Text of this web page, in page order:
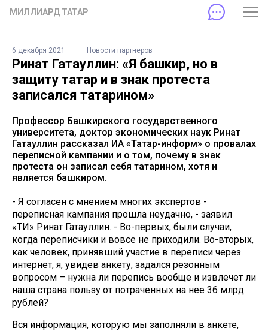
МИЛЛИАРД ТАТАР
6 декабря 2021 Новости партнеров
Ринат Гатауллин: «Я башкир, но в
защиту татар и в знак протеста
записался татарином»
Профессор Башкирского государственного
университета, доктор экономических наук Ринат
Гатауллин рассказал ИА «Татар-информ» о провалах
переписной кампании и о том, почему в знак
протеста он записал себя татарином, хотя и
является башкиром.
- Я согласен с мнением многих экспертов -
переписная кампания прошла неудачно, - заявил
«ТИ» Ринат Гатауллин. - Во-первых, были случаи,
когда переписчики и вовсе не приходили. Во-вторых,
как человек, принявший участие в переписи через
интернет, я, увидев анкету, задался резонным
вопросом – нужна ли перепись вообще и извлечет ли
наша страна пользу от потраченных на нее 36 млрд
рублей?
Вся информация, которую мы заполняли в анкете,